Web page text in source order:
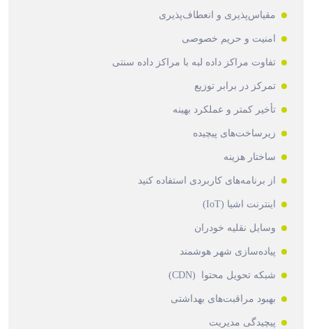
مقیاس‌پذیری و انعطاف‌پذیری
امنیت و حریم خصوصی
تفاوت مراکز داده لبه با مراکز داده سنتی
تمرکز در برابر توزیع
تأخیر کمتر و عملکرد بهینه
زیرساخت‌های پیچیده
ساختار هزینه
از برنامه‌های کاربردی استفاده کنید
اینترنت اشیا (IoT)
وسایل نقلیه خودران
پیاده‌سازی شهر هوشمند
شبکه تحویل محتوا (CDN)
بهبود مراقبت‌های بهداشتی
پیچیدگی مدیریت